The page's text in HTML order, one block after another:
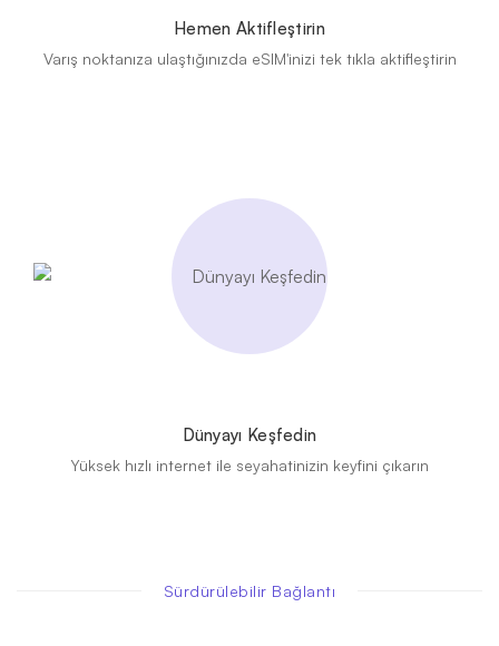
Hemen Aktifleştirin
Varış noktanıza ulaştığınızda eSIM'inizi tek tıkla aktifleştirin
Dünyayı Keşfedin
Yüksek hızlı internet ile seyahatinizin keyfini çıkarın
Sürdürülebilir Bağlantı